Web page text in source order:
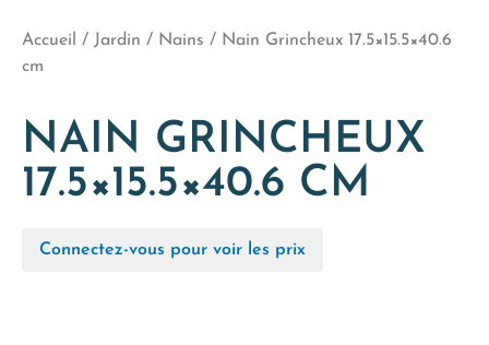
Accueil / Jardin / Nains / Nain Grincheux 17.5×15.5×40.6
cm
NAIN GRINCHEUX
17.5×15.5×40.6 CM
Connectez-vous pour voir les prix